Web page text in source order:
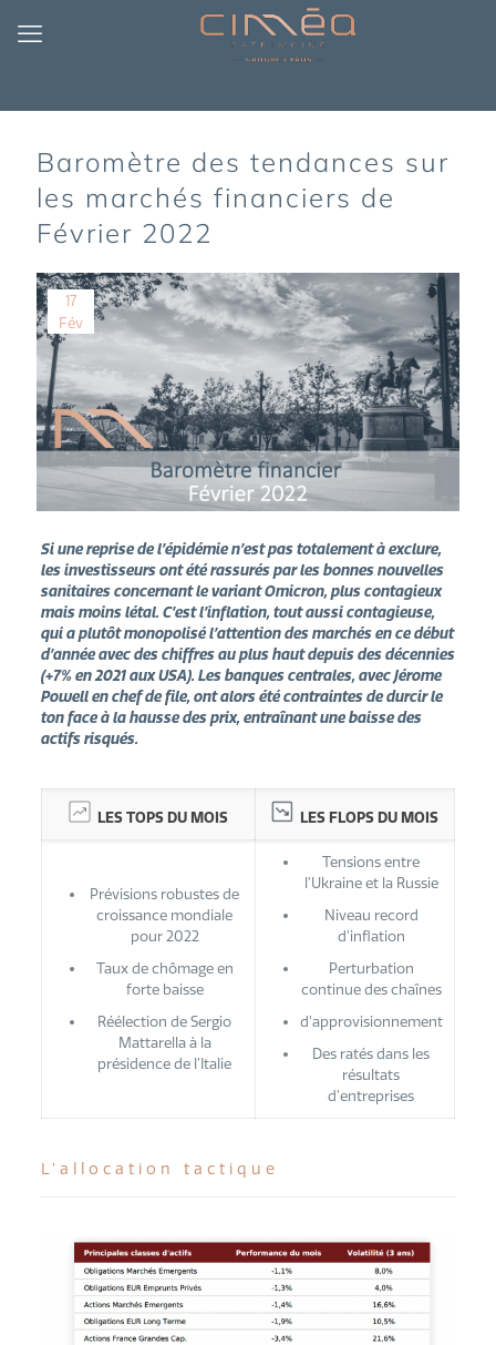
Baromètre des tendances sur
les marchés financiers de
Février 2022
17
Fév
Si une reprise de l’épidémie n’est pas totalement à exclure,
les investisseurs ont été rassurés par lesbonnes nouvelles
sanitaires concernant le variant Omicron, plus contagieux
mais moins létal. C’est l’inflation, tout aussi contagieuse,
qui a plutôt monopolisé l’attention des marchés en ce début
d’année avec des chiffres au plus haut depuis des décennies
(+7% en 2021 aux USA). Les banquescentrales, avec Jérome
Powell en chef de file, ont alors été contraintes de durcir le
ton face à la hausse des prix, entraînant une baisse des
actifs risqués.
LES TOPS DU MOIS LES FLOPS DU MOIS
Prévisions robustes de
croissance mondiale
pour 2022
Taux de chômage en
forte baisse
Réélection de Sergio
Mattarella à la
présidence de l’Italie
Tensions entre
l’Ukraine et la Russie
Niveau record
d’inflation
Perturbation
continue des chaînes
d’approvisionnement
Des ratés dans les
résultats
d’entreprises
L’allocation tactique